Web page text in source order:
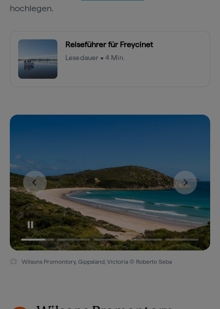
hochlegen.
Reiseführer für Freycinet
Lesedauer • 4 Min.
Wilsons Promontory, Gippsland, Victoria © Roberto Seba